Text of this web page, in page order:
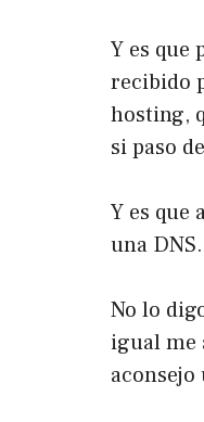
Y es que
recibido
hosting,
si paso
Y es que
una
No lo
igual me